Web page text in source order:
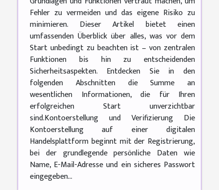
Fehler zu vermeiden und das eigene Risiko zu
minimieren. Dieser Artikel bietet einen
umfassenden Überblick über alles, was vor dem
Start unbedingt zu beachten ist – von zentralen
Funktionen bis hin zu entscheidenden
Sicherheitsaspekten. Entdecken Sie in den
folgenden Abschnitten die Summe an
wesentlichen Informationen, die für Ihren
erfolgreichen Start unverzichtbar
sind.Kontoerstellung und Verifizierung Die
Kontoerstellung auf einer digitalen
Handelsplattform beginnt mit der Registrierung,
bei der grundlegende persönliche Daten wie
Name, E-Mail-Adresse und ein sicheres Passwort
eingegeben...